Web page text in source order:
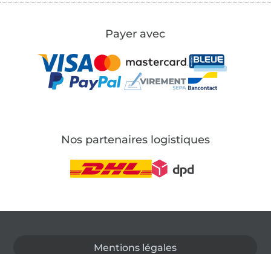
Payer avec
Nos partenaires logistiques
Mentions légales